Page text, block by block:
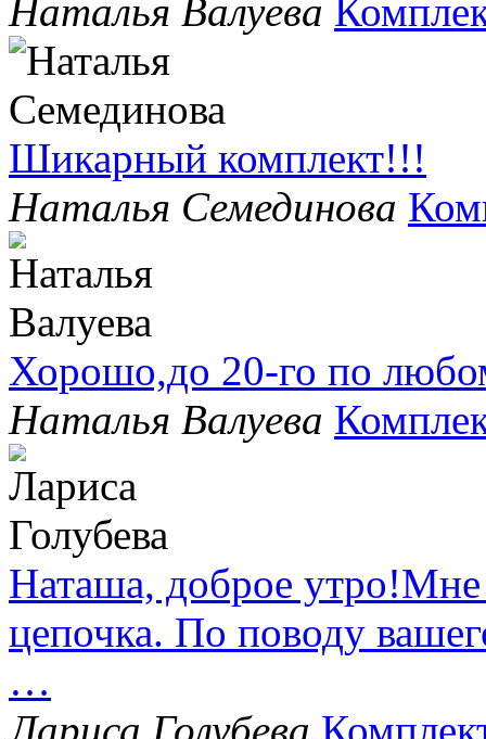
Наталья Валуева
Шикарный комплект!!!
Наталья Семединова
Хорошо,до 20-го по
Наталья Валуева
Наташа, доброе утро!Мне
цепочка. По поводу
…